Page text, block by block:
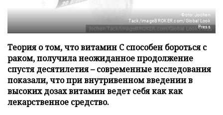
Фото: Jochen
Tack/imageBROKER.com/Global Look
Press
Теория о том, что витамин C способен бороться с
раком, получила неожиданное продолжение
спустя десятилетия – современные исследования
показали, что при внутривенном введении в
высоких дозах витамин ведет себя как как
лекарственное средство.